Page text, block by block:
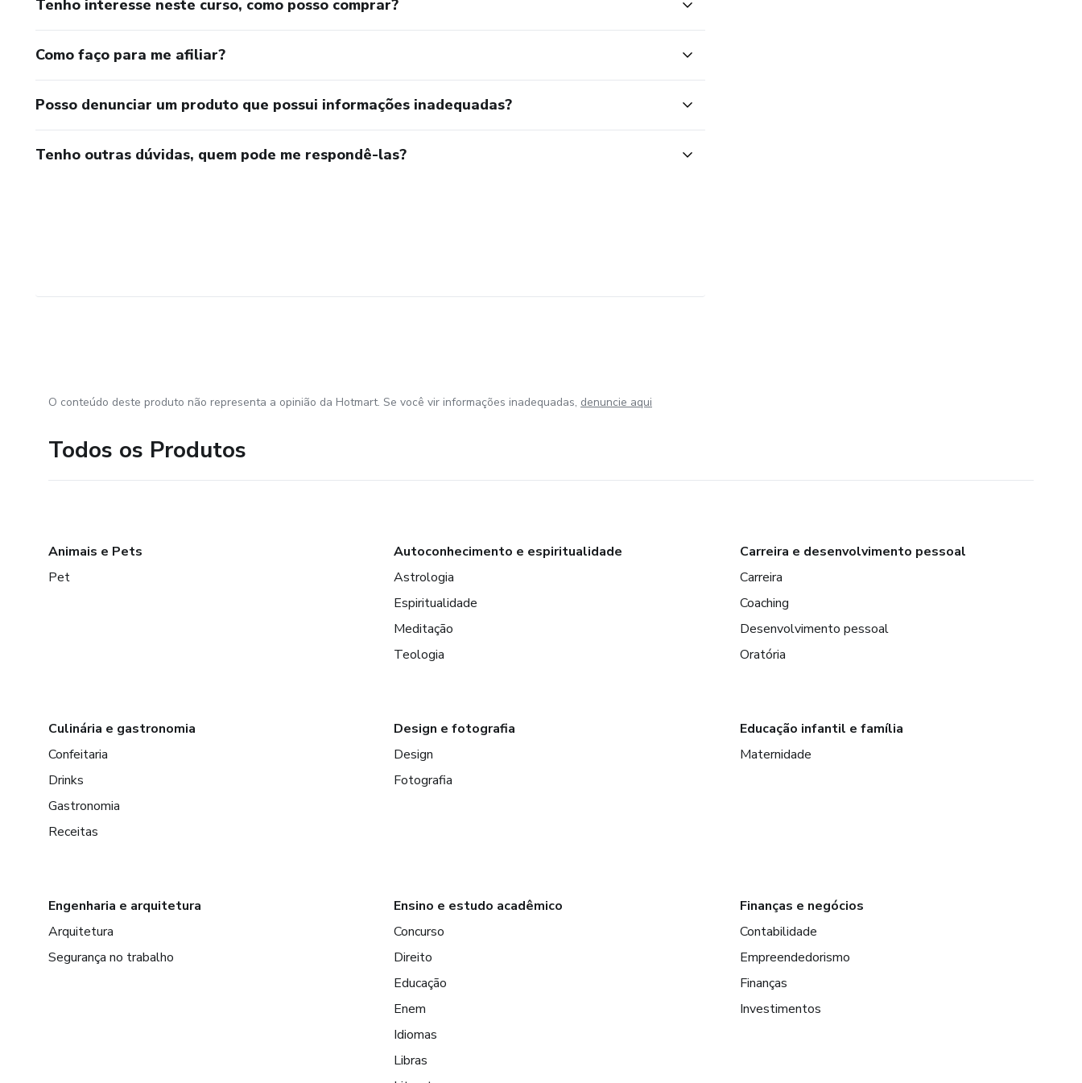
Tenho interesse neste curso, como posso comprar?
Como faço para me afiliar?
Posso denunciar um produto que possui informações inadequadas?
Tenho outras dúvidas, quem pode me respondê-las?
O conteúdo deste produto não representa a opinião da Hotmart. Se você vir informações inadequadas, denuncie aqui
Todos os Produtos
Animais e Pets
Pet
Autoconhecimento e espiritualidade
Astrologia
Espiritualidade
Meditação
Teologia
Carreira e desenvolvimento pessoal
Carreira
Coaching
Desenvolvimento pessoal
Oratória
Culinária e gastronomia
Confeitaria
Drinks
Gastronomia
Receitas
Design e fotografia
Design
Fotografia
Educação infantil e família
Maternidade
Engenharia e arquitetura
Arquitetura
Segurança no trabalho
Ensino e estudo acadêmico
Concurso
Direito
Educação
Enem
Idiomas
Libras
Finanças e negócios
Contabilidade
Empreendedorismo
Finanças
Investimentos